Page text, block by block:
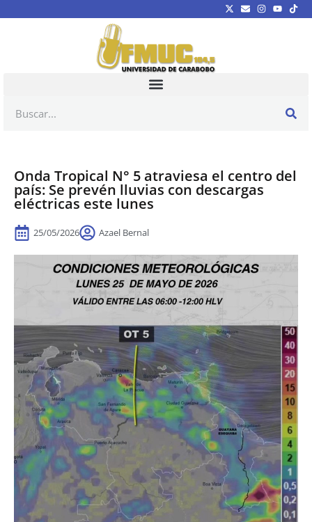
Onda Tropical N° 5 atraviesa el centro del
país: Se prevén lluvias con descargas
eléctricas este lunes
25/05/2026 Azael Bernal